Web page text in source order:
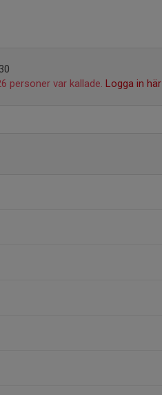
personer var kallade. Logga in här